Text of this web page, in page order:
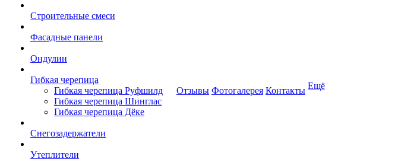
Строительные смеси
Фасадные панели
Ондулин
Гибкая черепица
Гибкая черепица Руфшилд
Гибкая черепица Шинглас
Гибкая черепица Дёке
Снегозадержатели
Утеплители
Отзывы Фотогалерея Контакты Ещё